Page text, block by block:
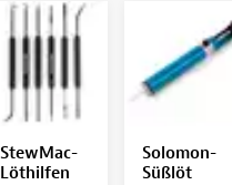
StewMac-
Löthilfen
Solomon-
Süßlöt